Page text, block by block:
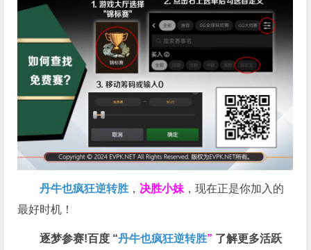
丹牛也疯狂逆转胜 ， 决胜小妹 ，现在正是你加入的
最好时机！
逐梦参赛!百度 “丹牛也疯狂逆转胜” 了解更多活跃